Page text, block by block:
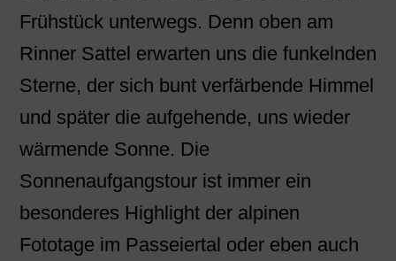
Frühstück unterwegs. Denn oben am
Rinner Sattel erwarten uns die funkelnden
Sterne, der sich bunt verfärbende Himmel
und später die aufgehende, uns wieder
wärmende Sonne. Die
Sonnenaufgangstour ist immer ein
besonderes Highlight der alpinen
Fototage im Passeiertal oder eben auch